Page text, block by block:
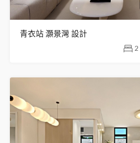
青衣站 灝景灣 設計
2